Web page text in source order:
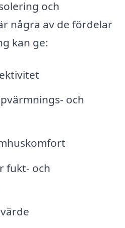
och
några av de fördelar
kan ge:
och
fukt- och